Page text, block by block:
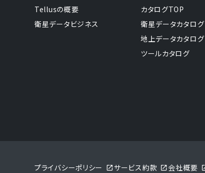
Tellusの概要
衛星データビジネス
カタログTOP
衛星データカタログ
地上データカタログ
ツールカタログ
プライバシーポリシー サービス約款 会社概要